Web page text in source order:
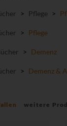
> Pflege >
> Pflege
> Demenz
> Demenz &
weitere